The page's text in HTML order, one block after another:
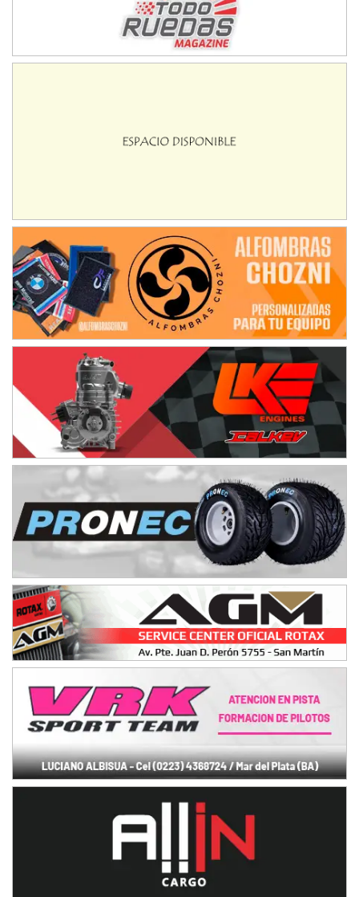
SUR SANTAFESINO - F4
José Samuel Sánchez (Tierra)
Rufino (Santa Fe)